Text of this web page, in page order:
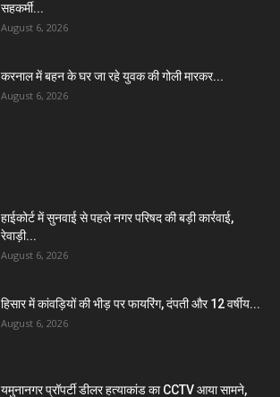
सहकर्मी...
August 6, 2026
करनाल में बहन के घर जा रहे युवक की गोली मारकर...
August 6, 2026
हाईकोर्ट में सुनवाई से पहले नगर परिषद की बड़ी कार्रवाई,
रेवाड़ी...
August 6, 2026
हिसार में कांवड़ियों की भीड़ पर फायरिंग, दंपती और 12 वर्षीय...
August 6, 2026
यमुनानगर प्रॉपर्टी डीलर हत्याकांड का CCTV आया सामने,